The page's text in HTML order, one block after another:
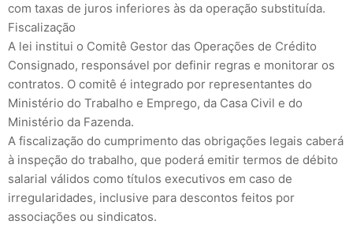
com taxas de juros inferiores às da operação substituída.
Fiscalização
A lei institui o Comitê Gestor das Operações de Crédito
Consignado, responsável por definir regras e monitorar os
contratos. O comitê é integrado por representantes do
Ministério do Trabalho e Emprego, da Casa Civil e do
Ministério da Fazenda.
A fiscalização do cumprimento das obrigações legais caberá
à inspeção do trabalho, que poderá emitir termos de débito
salarial válidos como títulos executivos em caso de
irregularidades, inclusive para descontos feitos por
associações ou sindicatos.